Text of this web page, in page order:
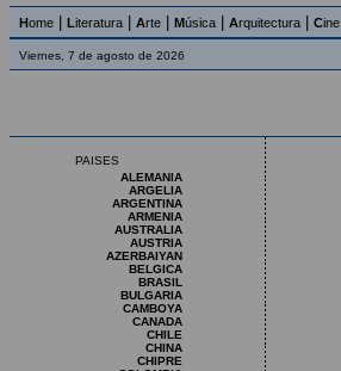
Home Literatura Arte Música Arquitectura Cine
Viernes, 7 de agosto de 2026
PAISES
ALEMANIA
ARGELIA
ARGENTINA
ARMENIA
AUSTRALIA
AUSTRIA
AZERBAIYAN
BELGICA
BRASIL
BULGARIA
CAMBOYA
CANADA
CHILE
CHINA
CHIPRE